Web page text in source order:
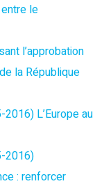
le
l’approbation
la République
L’Europe au
2016)
: renforcer